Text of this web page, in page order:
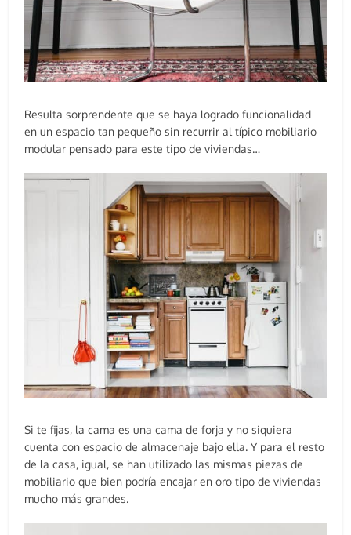
Resulta sorprendente que se haya logrado funcionalidad
en un espacio tan pequeño sin recurrir al típico mobiliario
modular pensado para este tipo de viviendas…
Si te fijas, la cama es una cama de forja y no siquiera
cuenta con espacio de almacenaje bajo ella. Y para el resto
de la casa, igual, se han utilizado las mismas piezas de
mobiliario que bien podría encajar en oro tipo de viviendas
mucho más grandes.